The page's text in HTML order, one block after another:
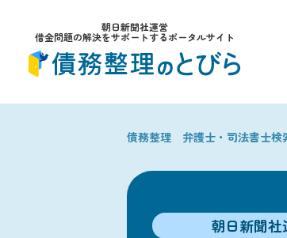
朝日新聞社運営
借金問題の解決をサポートするポータルサイト
債務整理 弁護士・司法書士検
朝日新聞社